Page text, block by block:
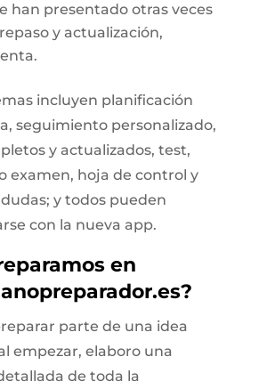
han presentado otras veces
y actualización,
incluyen planificación
seguimiento personalizado,
y actualizados, test,
examen, hoja de control y
y todos pueden
con la nueva app.
en
parte de una idea
empezar, elaboro una
de toda la